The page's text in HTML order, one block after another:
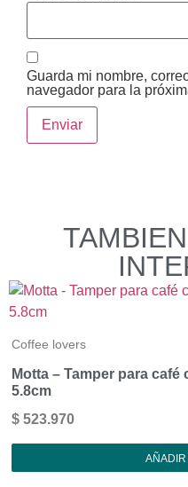
Guarda mi nombre,
navegador para la
Coffee lovers
Motta – Tamper para
5.8cm
$ 523.970